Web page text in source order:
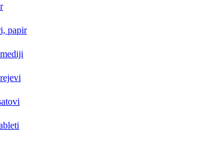
papir